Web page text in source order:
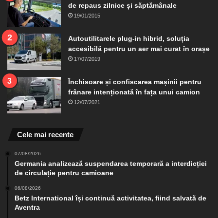
de repaus zilnice și săptămânale
19/01/2015
Autoutilitarele plug-in hibrid, soluția
accesibilă pentru un aer mai curat în orașe
17/07/2019
Închisoare și confiscarea mașinii pentru
frânare intenționată în fața unui camion
12/07/2021
Cele mai recente
07/08/2026
Germania analizează suspendarea temporară a interdicției
de circulație pentru camioane
06/08/2026
Betz International își continuă activitatea, fiind salvată de
Aventra